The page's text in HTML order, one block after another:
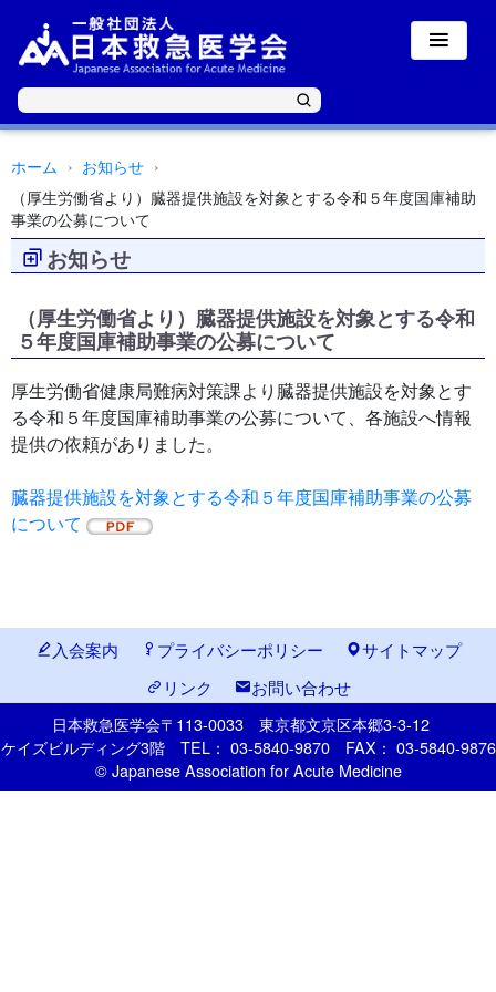
ホーム
お知らせ
（厚生労働省より）臓器提供施設を対象とする令和５年度国庫補助
事業の公募について
お知らせ
（厚生労働省より）臓器提供施設を対象とする令和
５年度国庫補助事業の公募について
厚生労働省健康局難病対策課より臓器提供施設を対象とす
る令和５年度国庫補助事業の公募について、各施設へ情報
提供の依頼がありました。
臓器提供施設を対象とする令和５年度国庫補助事業の公募
について
入会案内 プライバシーポリシー
サイトマップ
リンク
お問い合わせ
日本救急医学会〒113-0033 東京都文京区本郷3-3-12
ケイズビルディング3階 TEL： 03-5840-9870 FAX： 03-5840-9876
© Japanese Association for Acute Medicine